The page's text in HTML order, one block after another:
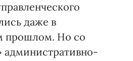
даже в
прошлом. Но со
административно-